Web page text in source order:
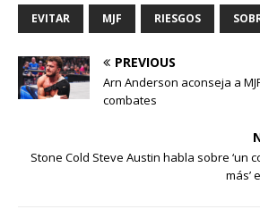
EVITAR MJF RIESGOS
PREVIOUS
Arn Anderson aconseja a
combates
Stone Cold Steve Austin habla sobre ‘un
más’